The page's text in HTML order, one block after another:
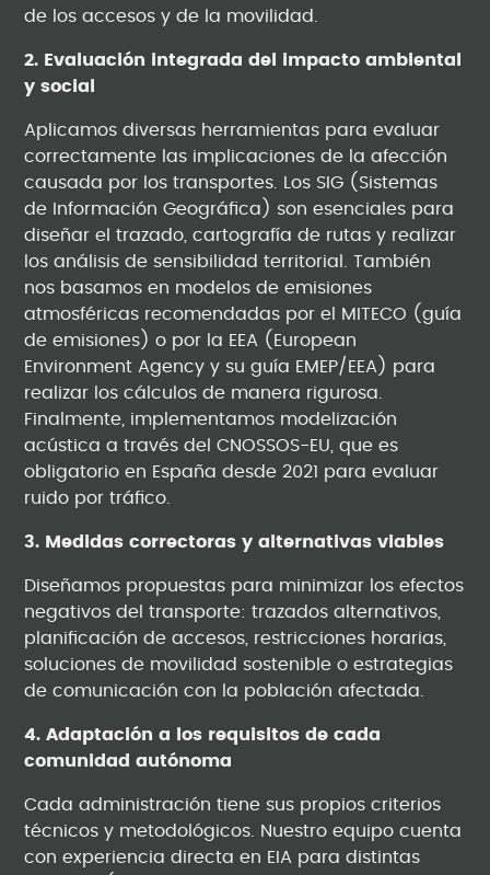
de los accesos y de la movilidad.
2. Evaluación integrada del impacto ambiental
y social
Aplicamos diversas herramientas para evaluar
correctamente las implicaciones de la afección
causada por los transportes. Los SIG (Sistemas
de Información Geográfica) son esenciales para
diseñar el trazado, cartografía de rutas y realizar
los análisis de sensibilidad territorial. También
nos basamos en modelos de emisiones
atmosféricas recomendadas por el MITECO (guía
de emisiones) o por la EEA (European
Environment Agency y su guía EMEP/EEA) para
realizar los cálculos de manera rigurosa.
Finalmente, implementamos modelización
acústica a través del CNOSSOS-EU, que es
obligatorio en España desde 2021 para evaluar
ruido por tráfico.
3. Medidas correctoras y alternativas viables
Diseñamos propuestas para minimizar los efectos
negativos del transporte: trazados alternativos,
planificación de accesos, restricciones horarias,
soluciones de movilidad sostenible o estrategias
de comunicación con la población afectada.
4. Adaptación a los requisitos de cada
comunidad autónoma
Cada administración tiene sus propios criterios
técnicos y metodológicos. Nuestro equipo cuenta
con experiencia directa en EIA para distintas